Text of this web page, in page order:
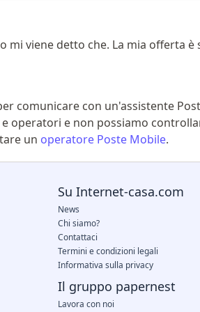
viene detto che. La mia offerta è
comunicare con un'assistente
operatori e non possiamo
un operatore Poste Mobile.
Su Internet-casa.com
News
Chi siamo?
Contattaci
Termini e condizioni legali
Informativa sulla privacy
Il gruppo papernest
Lavora con noi